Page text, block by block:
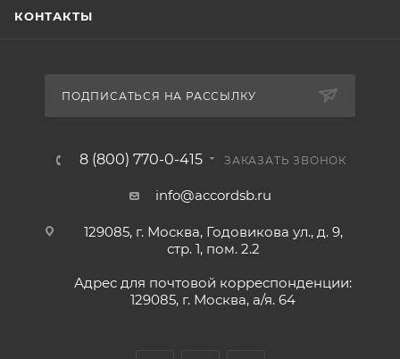
КОНТАКТЫ
ПОДПИСАТЬСЯ НА РАССЫЛКУ
8 (800) 770-0-415 ЗАКАЗАТЬ ЗВОНОК
info@accordsb.ru
129085, г. Москва, Годовикова ул., д. 9,
стр. 1, пом. 2.2
Адрес для почтовой корреспонденции:
129085, г. Москва, а/я. 64